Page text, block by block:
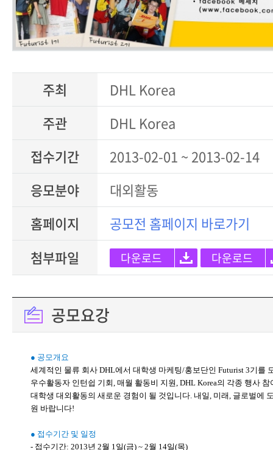
주최
DHL Korea
주관
DHL Korea
접수기간
2013-02-01 ~ 2013-02-14
응모분야
대외활동
홈페이지
공모전 홈페이지 바로가기
첨부파일
다운로드 다운로드
공모요강
● 공모개요
세계적인 물류 회사 DHL에서 대학생 마케팅/홍보단인 Futurist 3기를
우수활동자 인턴쉽 기회, 매월 활동비 지원, DHL Korea의 각종 행사 참
대학생 대외활동의 새로운 경험이 될 것입니다. 내일, 미래, 글로벌에
원 바랍니다!
● 접수기간 및 일정
- 접수기간: 2013년 2월 1일(금) ~ 2월 14일(목)